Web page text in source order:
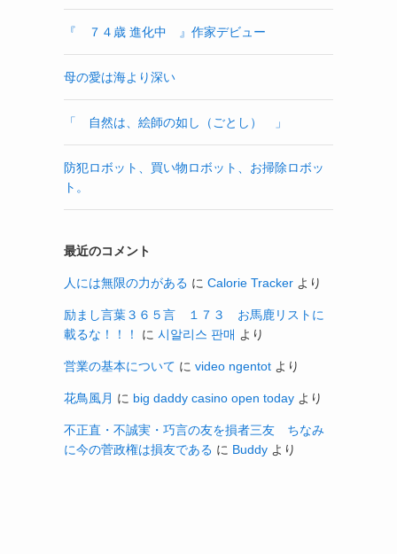
『 ７４歳 進化中 』作家デビュー
母の愛は海より深い
「 自然は、絵師の如し（ごとし） 」
防犯ロボット、買い物ロボット、お掃除ロボッ
ト。
最近のコメント
人には無限の力がある に Calorie Tracker より
励まし言葉３６５言 １７３ お馬鹿リストに
載るな！！！
に 시알리스 판매 より
営業の基本について に video ngentot より
花鳥風月 に big daddy casino open today より
不正直・不誠実・巧言の友を損者三友 ちなみ
に今の菅政権は損友である に Buddy より